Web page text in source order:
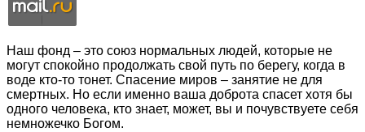
Наш фонд – это союз нормальных людей, которые не
могут спокойно продолжать свой путь по берегу, когда в
воде кто-то тонет. Спасение миров – занятие не для
смертных. Но если именно ваша доброта спасет хотя бы
одного человека, кто знает, может, вы и почувствуете себя
немножечко Богом.